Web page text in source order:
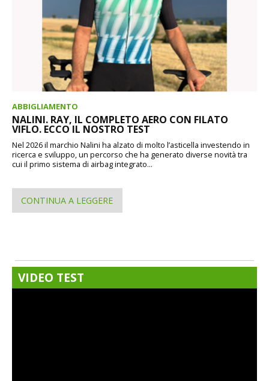
ABBIGLIAMENTO
NALINI. RAY, IL COMPLETO AERO CON FILATO
VIFLO. ECCO IL NOSTRO TEST
Nel 2026 il marchio Nalini ha alzato di molto l’asticella investendo in
ricerca e sviluppo, un percorso che ha generato diverse novità tra
cui il primo sistema di airbag integrato...
CONTINUA A LEGGERE
VIDEO TEST